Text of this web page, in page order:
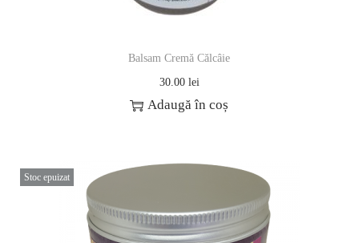
Balsam Cremă Călcâie
30.00 lei
Adaugă în coș
Stoc epuizat